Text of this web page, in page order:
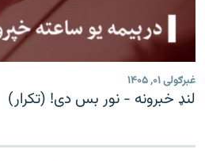
غبرګولی ۰۱, ۱۴۰۵
لنډ خبرونه - نور بس دی! (تکرار)